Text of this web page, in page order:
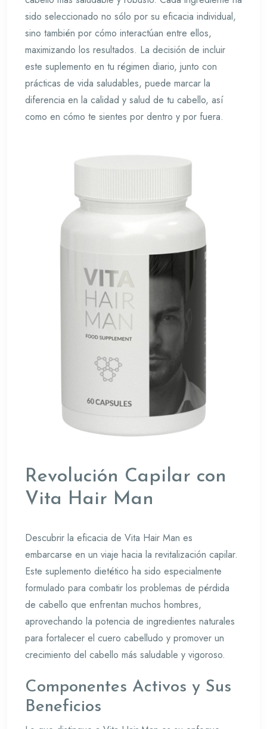
sido seleccionado no sólo por su eficacia individual,
sino también por cómo interactúan entre ellos,
maximizando los resultados. La decisión de incluir
este suplemento en tu régimen diario, junto con
prácticas de vida saludables, puede marcar la
diferencia en la calidad y salud de tu cabello, así
como en cómo te sientes por dentro y por fuera.
Revolución Capilar con
Vita Hair Man
Descubrir la eficacia de Vita Hair Man es
embarcarse en un viaje hacia la revitalización capilar.
Este suplemento dietético ha sido especialmente
formulado para combatir los problemas de pérdida
de cabello que enfrentan muchos hombres,
aprovechando la potencia de ingredientes naturales
para fortalecer el cuero cabelludo y promover un
crecimiento del cabello más saludable y vigoroso.
Componentes Activos y Sus
Beneficios